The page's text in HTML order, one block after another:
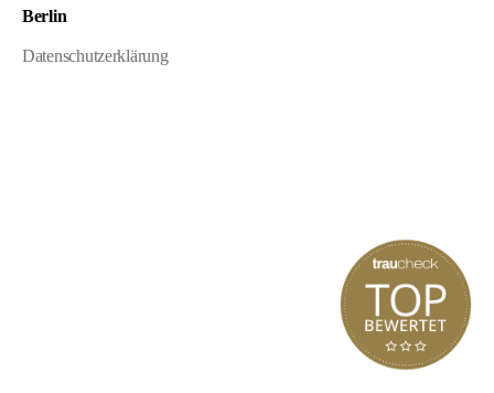
Berlin
Datenschutzerklärung